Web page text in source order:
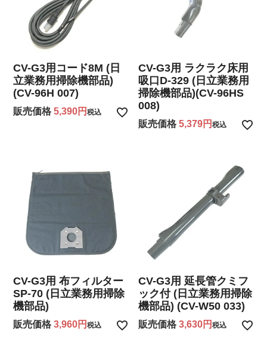
CV-G3用コード8M (日
立業務用掃除機部品)
(CV-96H 007)
販売価格 5,390 税込
CV-G3用 ラクラク床用
吸口D-329 (日立業務用
掃除機部品)(CV-96HS
008)
販売価格 5,379 税込
CV-G3用 布フィルター
SP-70 (日立業務用掃除
機部品)
販売価格 3,960 税込
CV-G3用 延長管クミフ
ック付 (日立業務用掃除
機部品) (CV-W50 033)
販売価格 3,630 税込